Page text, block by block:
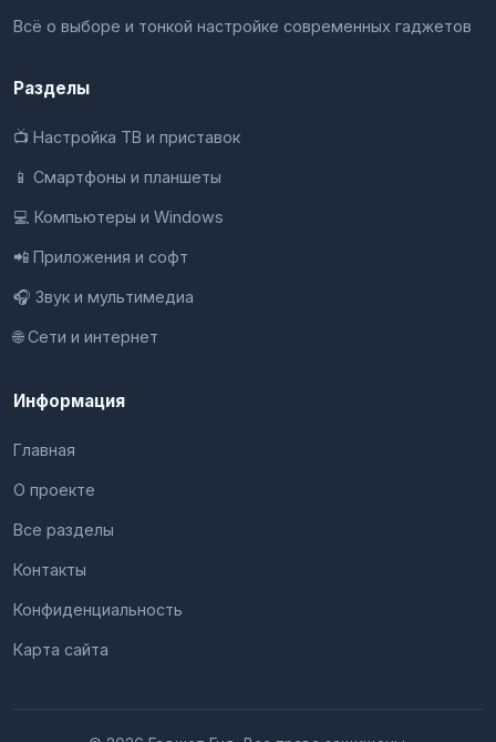
Всё о выборе и тонкой настройке современных гаджетов
Разделы
📺 Настройка ТВ и приставок
📱 Смартфоны и планшеты
💻 Компьютеры и Windows
📲 Приложения и софт
🎧 Звук и мультимедиа
🌐 Сети и интернет
Информация
Главная
О проекте
Все разделы
Контакты
Конфиденциальность
Карта сайта